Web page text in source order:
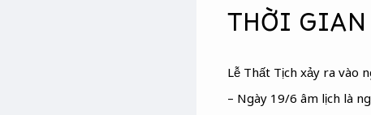
THỜI
Lễ Thất Tịch xảy ra vào
– Ngày 19/6 âm lịch là